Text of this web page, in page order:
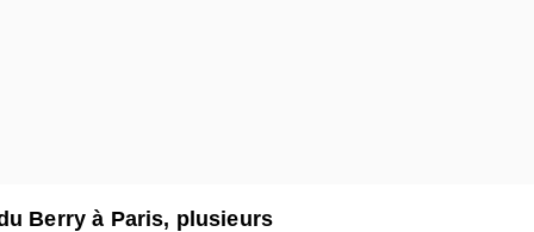
Berry à Paris, plusieurs